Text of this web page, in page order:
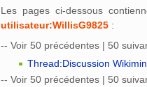
Les pages ci-dessous
utilisateur:WillisG9825 :
-- Voir 50 précédentes | 50
Thread:Discussion
-- Voir 50 précédentes | 50